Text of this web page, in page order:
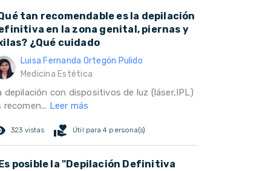
tan recomendable es la depilación
en la zona genital, piernas y
¿Qué cuidado
Luisa Fernanda Ortegón Pulido
Medicina Estética
depilación con dispositivos de luz (láser,IPL)
recomen... Leer más
323 vistas volunteer_activism Útil para 4 persona(s)
posible la "Depilación Definitiva